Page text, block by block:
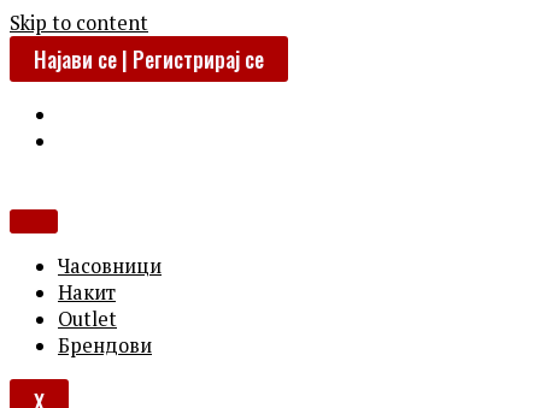
Skip to content
Најави се | Регистрирај се
Часовници
Накит
Outlet
Брендови
X